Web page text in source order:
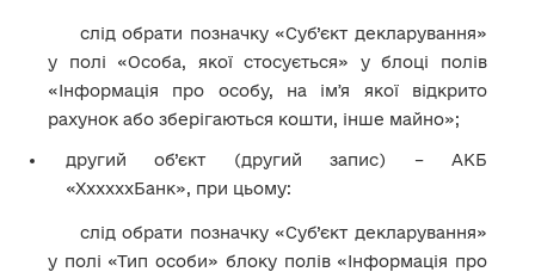
слід обрати позначку «Суб’єкт декларування»
у полі «Особа, якої стосується» у блоці полів
«Інформація про особу, на імʼя якої відкрито
рахунок або зберігаються кошти, інше майно»;
другий об’єкт (другий запис) – АКБ
«ХхххххБанк», при цьому:
слід обрати позначку «Суб’єкт декларування»
у полі «Тип особи» блоку полів «Інформація про